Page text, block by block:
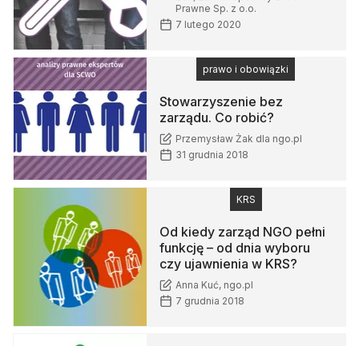
Prawne Sp. z o.o.
7 lutego 2020
Stowarzyszenie bez
zarządu. Co robić?
Przemysław Żak dla ngo.pl
31 grudnia 2018
prawo i obowiązki
Od kiedy zarząd NGO pełni
funkcję – od dnia wyboru
czy ujawnienia w KRS?
Anna Kuć, ngo.pl
7 grudnia 2018
KRS